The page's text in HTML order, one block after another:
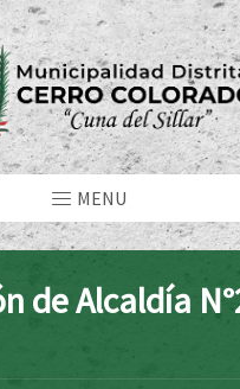
MENU
de Alcaldía